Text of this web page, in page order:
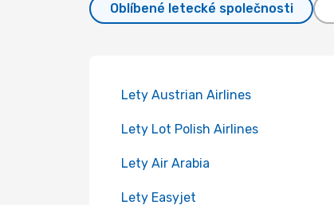
Oblíbené letecké společnosti
Lety Austrian Airlines
Lety Lot Polish Airlines
Lety Air Arabia
Lety Easyjet